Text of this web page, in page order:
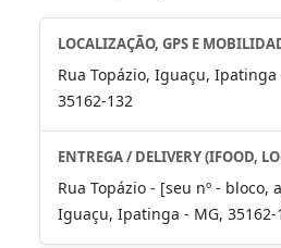
LOCALIZAÇÃO, GPS E
Rua Topázio, Iguaçu, Ipatinga
35162-132
ENTREGA / DELIVERY (IFOOD,
Rua Topázio - [seu nº - bloco,
Iguaçu, Ipatinga - MG, 35162-